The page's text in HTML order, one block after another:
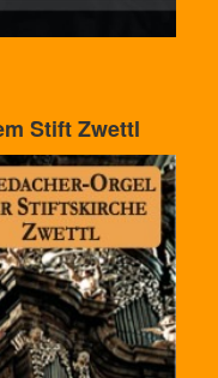
Stift Zwettl